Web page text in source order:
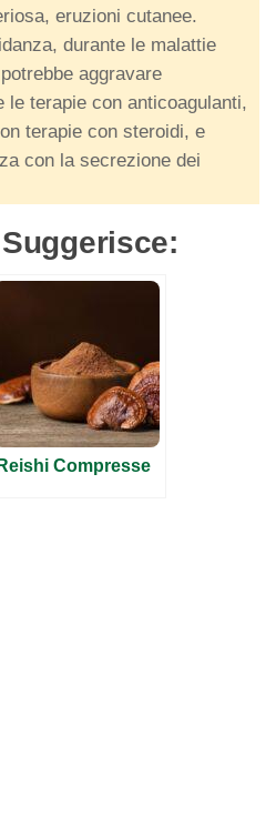
eruzioni cutanee.
durante le malattie
aggravare
le terapie con anticoagulanti,
terapie con steroidi, e
con la secrezione dei
Compresse